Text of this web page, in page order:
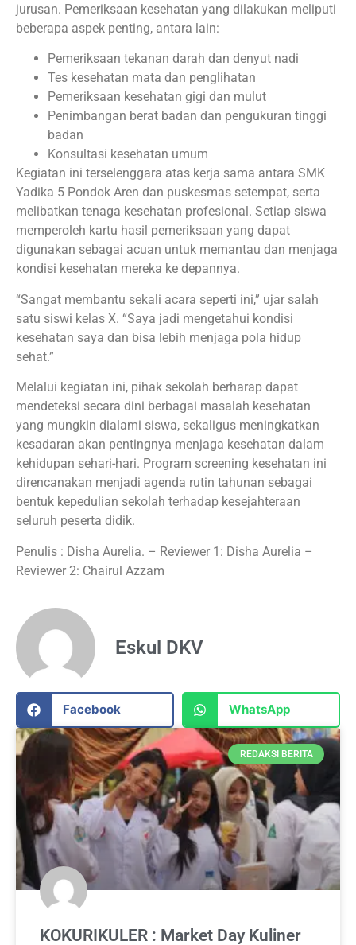
jurusan. Pemeriksaan kesehatan yang dilakukan meliputi
beberapa aspek penting, antara lain:
Pemeriksaan tekanan darah dan denyut nadi
Tes kesehatan mata dan penglihatan
Pemeriksaan kesehatan gigi dan mulut
Penimbangan berat badan dan pengukuran tinggi
badan
Konsultasi kesehatan umum
Kegiatan ini terselenggara atas kerja sama antara SMK
Yadika 5 Pondok Aren dan puskesmas setempat, serta
melibatkan tenaga kesehatan profesional. Setiap siswa
memperoleh kartu hasil pemeriksaan yang dapat
digunakan sebagai acuan untuk memantau dan menjaga
kondisi kesehatan mereka ke depannya.
“Sangat membantu sekali acara seperti ini,” ujar salah
satu siswi kelas X. “Saya jadi mengetahui kondisi
kesehatan saya dan bisa lebih menjaga pola hidup
sehat.”
Melalui kegiatan ini, pihak sekolah berharap dapat
mendeteksi secara dini berbagai masalah kesehatan
yang mungkin dialami siswa, sekaligus meningkatkan
kesadaran akan pentingnya menjaga kesehatan dalam
kehidupan sehari-hari. Program screening kesehatan ini
direncanakan menjadi agenda rutin tahunan sebagai
bentuk kepedulian sekolah terhadap kesejahteraan
seluruh peserta didik.
Penulis : Disha Aurelia. – Reviewer 1: Disha Aurelia –
Reviewer 2: Chairul Azzam
Eskul DKV
Facebook WhatsApp
REDAKSI BERITA
KOKURIKULER : Market Day Kuliner